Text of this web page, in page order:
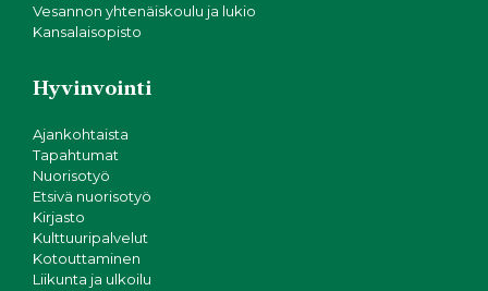
Vesannon yhtenäiskoulu ja lukio
Kansalaisopisto
Hyvinvointi
Ajankohtaista
Tapahtumat
Nuorisotyö
Etsivä nuorisotyö
Kirjasto
Kulttuuripalvelut
Kotouttaminen
Liikunta ja ulkoilu